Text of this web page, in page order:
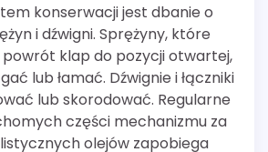
konserwacji jest dbanie o
i dźwigni. Sprężyny, które
klap do pozycji otwartej,
lub łamać. Dźwignie i łączniki
lub skorodować. Regularne
części mechanizmu za
olejów zapobiega